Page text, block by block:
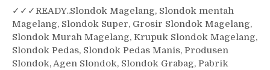
✓ ✓✓READY..Slondok Magelang, Slondok mentah
Magelang, Slondok Super, Grosir Slondok Magelang,
Slondok Murah Magelang, Krupuk Slondok Magelang,
Slondok Pedas, Slondok Pedas Manis, Produsen
Slondok, Agen Slondok, Slondok Grabag, Pabrik